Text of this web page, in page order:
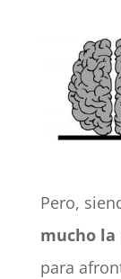
Pero,
mucho
para